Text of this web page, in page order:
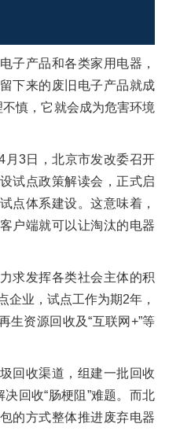
子产品和各类家用电器，
下来的废旧电子产品就成
不慎，它就会成为危害环境
月3日，北京市发改委召开
试点政策解读会，正式启
点体系建设。这意味着，
户端就可以让淘汰的电器
求发挥各类社会主体的积
企业，试点工作为期2年，
生资源回收及“互联网+”等
回收渠道，组建一批回收
回收“肠梗阻”难题。而北
的方式整体推进废弃电器